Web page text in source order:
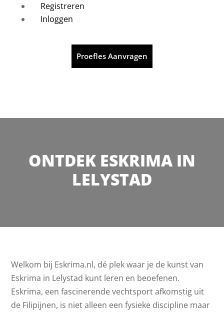
Registreren
Inloggen
Proefles Aanvragen
ONTDEK ESKRIMA IN
LELYSTAD
Welkom bij Eskrima.nl, dé plek waar je de kunst van
Eskrima in Lelystad kunt leren en beoefenen.
Eskrima, een fascinerende vechtsport afkomstig uit
de Filipijnen, is niet alleen een fysieke discipline maar